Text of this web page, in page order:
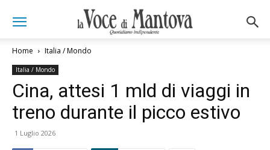
Home Italia / Mondo
Italia / Mondo
Cina, attesi 1 mld di viaggi in
treno durante il picco estivo
1 Luglio 2026